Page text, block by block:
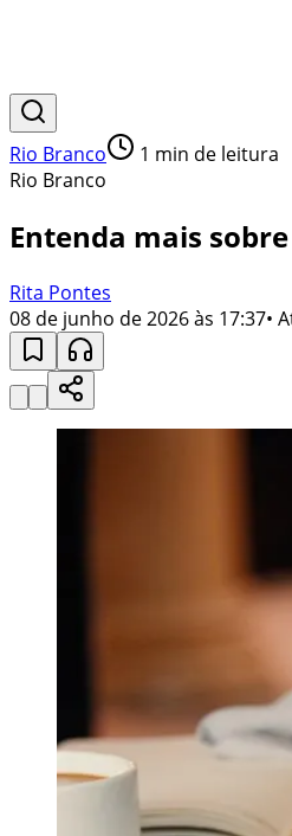
Rio Branco 1 min de leitura
Rio Branco
Entenda mais
Rita Pontes
08 de junho de 2026 às 17:37•